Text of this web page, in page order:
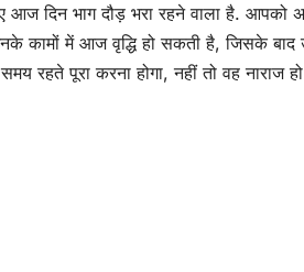
आज दिन भाग दौड़ भरा रहने वाला है. आपको
कामों में आज वृद्धि हो सकती है, जिसके
समय रहते पूरा करना होगा, नहीं तो वह नाराज